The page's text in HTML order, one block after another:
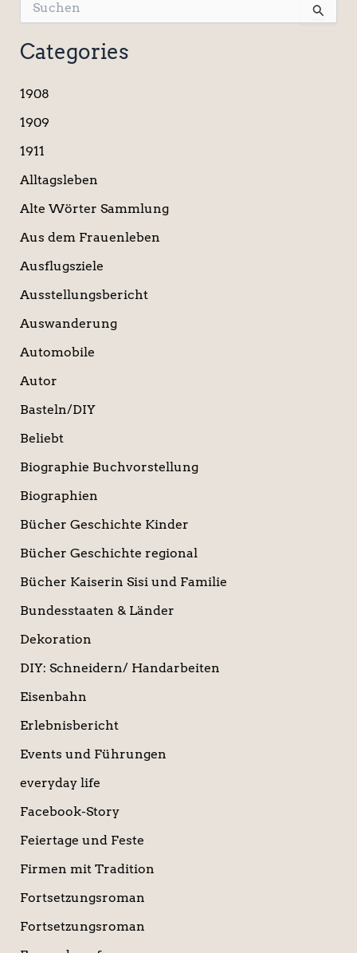
u
c
h
n
a
h
Categories
1908
1909
1911
Alltagsleben
Alte Wörter Sammlung
Aus dem Frauenleben
Ausflugsziele
Ausstellungsbericht
Auswanderung
Automobile
Autor
Basteln/DIY
Beliebt
Biographie Buchvorstellung
Biographien
Bücher Geschichte Kinder
Bücher Geschichte regional
Bücher Kaiserin Sisi und Familie
Bundesstaaten & Länder
Dekoration
DIY: Schneidern/ Handarbeiten
Eisenbahn
Erlebnisbericht
Events und Führungen
everyday life
Facebook-Story
Feiertage und Feste
Firmen mit Tradition
Fortsetzungsroman
Fortsetzungsroman